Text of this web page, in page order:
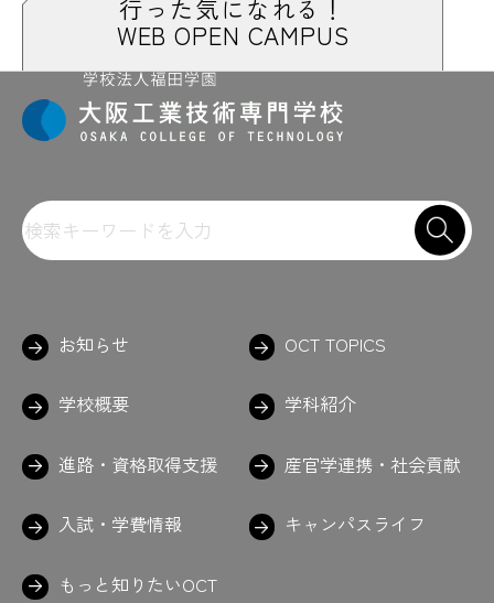
行った気になれる！
WEB OPEN CAMPUS
お知らせ OCT TOPICS
学校概要 学科紹介
進路・資格取得支援
入試・学費情報 キャンパスライフ
産官学連携・社会貢献
もっと知りたいOCT